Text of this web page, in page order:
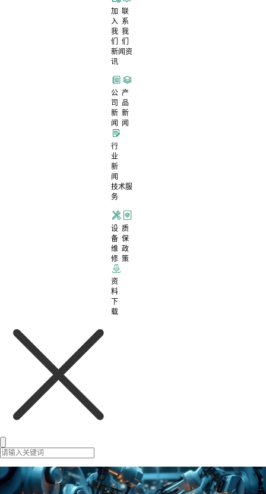
加
入
我
们
联
系
我
们
新闻资
讯
公
司
新
闻
产
品
新
闻
行
业
新
闻
技术服
务
设
备
维
修
质
保
政
策
资
料
下
载